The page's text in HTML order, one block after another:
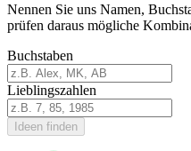
Nennen Sie uns Namen,
prüfen daraus mögliche
Buchstaben
Lieblingszahlen
Ideen finden